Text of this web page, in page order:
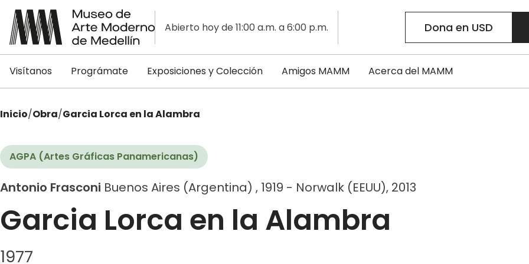
Abierto hoy de 11:00 a.m. a 6:00 p.m. Dona en USD
Visítanos Prográmate Exposiciones y Colección Amigos MAMM Acerca del MAMM
Inicio/Obra/Garcia Lorca en la Alambra
AGPA (Artes Gráficas Panamericanas)
Antonio Frasconi Buenos Aires (Argentina) , 1919 - Norwalk (EEUU), 2013
Garcia Lorca en la Alambra
1977